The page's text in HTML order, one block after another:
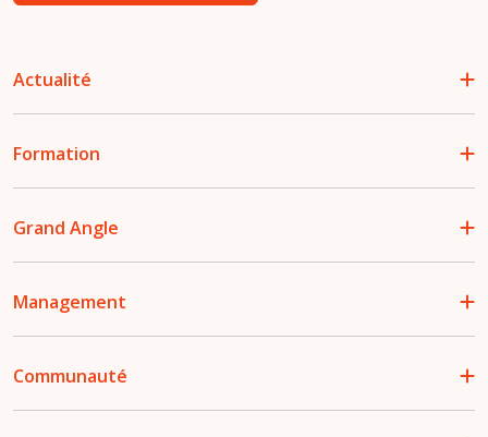
Actualité
Formation
Grand Angle
Management
Communauté